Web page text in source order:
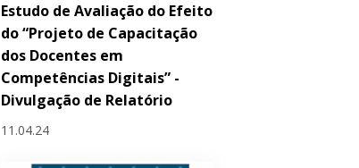
Estudo de Avaliação do Efeito
do “Projeto de Capacitação
dos Docentes em
Competências Digitais” -
Divulgação de Relatório
11.04.24